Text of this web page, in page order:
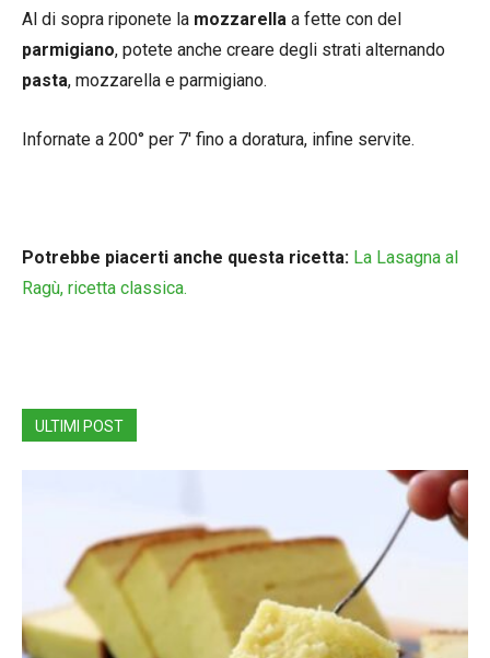
Al di sopra riponete la mozzarella a fette con del
parmigiano, potete anche creare degli strati alternando
pasta, mozzarella e parmigiano.
Infornate a 200° per 7′ fino a doratura, infine servite.
Potrebbe piacerti anche questa ricetta: La Lasagna al
Ragù, ricetta classica.
ULTIMI POST